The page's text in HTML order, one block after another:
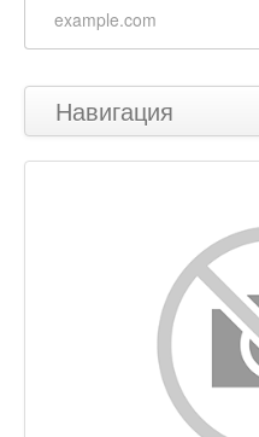
Навигация
Наверх
Ключевые слова
Юзабилити
Документ